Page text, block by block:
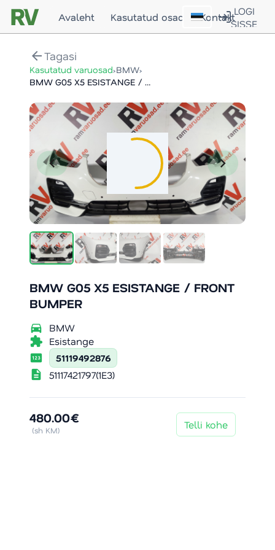
Avaleht Kasutatud osad KontaktLOGI
SISSE
arrow_backTagasi
Kasutatud varuosad›BMW›
BMW G05 X5 ESISTANGE / FRONT BUMPER
chevron_left chevron_right
BMW G05 X5 ESISTANGE / FRONT
BUMPER
directions_car BMW
extension Esistange
pin 51119492876
description 51117421797(1E3)
480.00€
(sh KM) Telli kohe